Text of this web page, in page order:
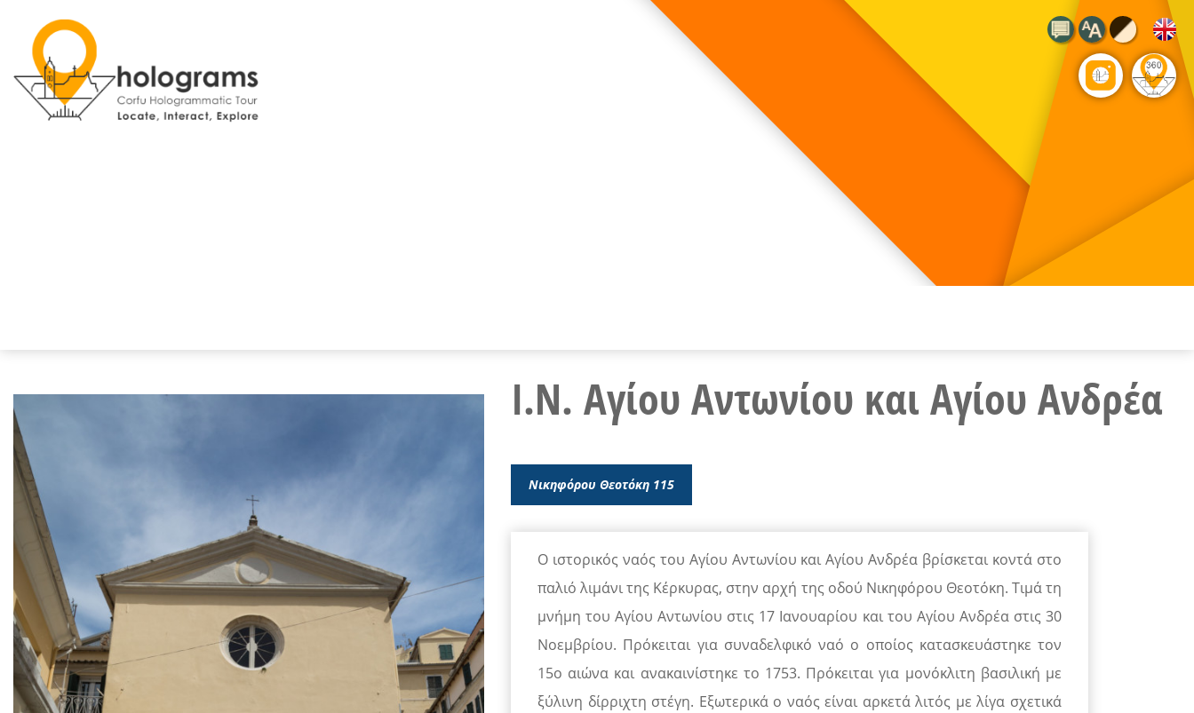
Ι.Ν. Αγίου Αντωνίου και Αγίου Ανδρέα
Νικηφόρου Θεοτόκη 115
Ο ιστορικός ναός του Αγίου Αντωνίου και Αγίου Ανδρέα βρίσκεται κοντά στο
παλιό λιμάνι της Κέρκυρας, στην αρχή της οδού Νικηφόρου Θεοτόκη. Τιμά τη
μνήμη του Αγίου Αντωνίου στις 17 Ιανουαρίου και του Αγίου Ανδρέα στις 30
Νοεμβρίου. Πρόκειται για συναδελφικό ναό ο οποίος κατασκευάστηκε τον
15ο αιώνα και ανακαινίστηκε το 1753. Πρόκειται για μονόκλιτη βασιλική με
ξύλινη δίρριχτη στέγη. Εξωτερικά ο ναός είναι αρκετά λιτός με λίγα σχετικά